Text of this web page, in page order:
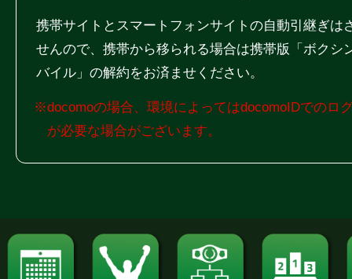
携帯サイトとスマートフォンサイトの自動引継ぎは
せんので、携帯から移られる場合は携帯版「ボクシ
バイル」の解約をお済ませください。
※docomoの場合、環境によってはdocomoIDでのロ
が必要な場合がございます。